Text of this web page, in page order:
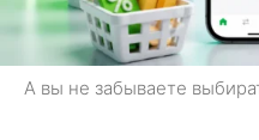
А вы не забываете